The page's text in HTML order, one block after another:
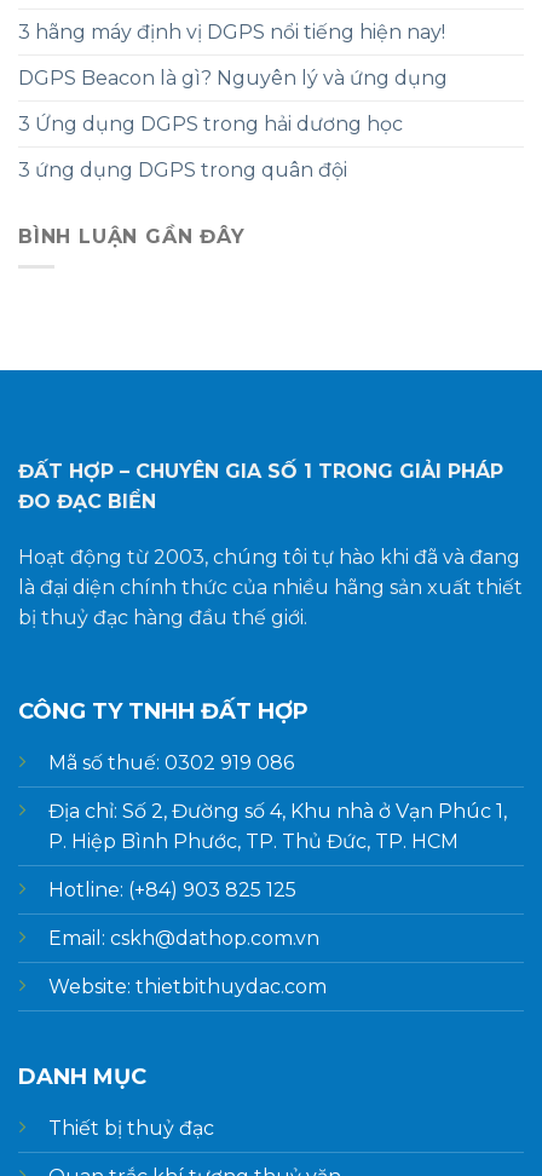
3 hãng máy định vị DGPS nổi tiếng hiện nay!
DGPS Beacon là gì? Nguyên lý và ứng dụng
3 Ứng dụng DGPS trong hải dương học
3 ứng dụng DGPS trong quân đội
BÌNH LUẬN GẦN ĐÂY
ĐẤT HỢP – CHUYÊN GIA SỐ 1 TRONG GIẢI PHÁP
ĐO ĐẠC BIỂN
Hoạt động từ 2003, chúng tôi tự hào khi đã và đang
là đại diện chính thức của nhiều hãng sản xuất thiết
bị thuỷ đạc hàng đầu thế giới.
CÔNG TY TNHH ĐẤT HỢP
Mã số thuế: 0302 919 086
Địa chỉ: Số 2, Đường số 4, Khu nhà ở Vạn Phúc 1,
P. Hiệp Bình Phước, TP. Thủ Đức, TP. HCM
Hotline: (+84) 903 825 125
Email: cskh@dathop.com.vn
Website: thietbithuydac.com
DANH MỤC
Thiết bị thuỷ đạc